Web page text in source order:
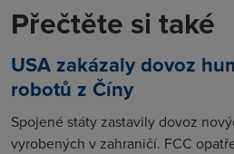
Přečtěte si také
USA zakázaly dovoz
robotů z Číny
Spojené státy zastavily dovoz
vyrobených v zahraničí. FCC